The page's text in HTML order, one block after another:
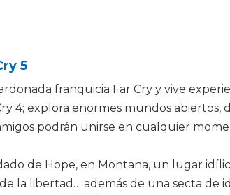
5
franquicia Far Cry y vive
4; explora enormes mundos
podrán unirse en cualquier
de Hope, en Montana, un lugar
la libertad… además de una secta de